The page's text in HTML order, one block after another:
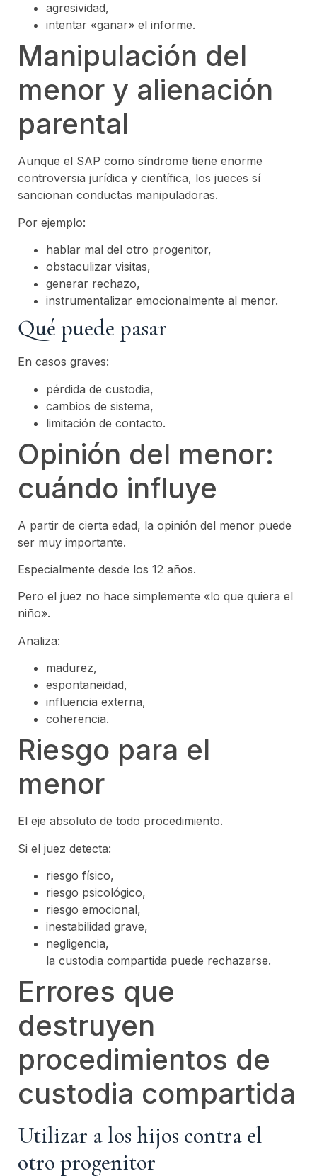
agresividad,
intentar «ganar» el informe.
Manipulación del
menor y alienación
parental
Aunque el SAP como síndrome tiene enorme
controversia jurídica y científica, los jueces sí
sancionan conductas manipuladoras.
Por ejemplo:
hablar mal del otro progenitor,
obstaculizar visitas,
generar rechazo,
instrumentalizar emocionalmente al menor.
Qué puede pasar
En casos graves:
pérdida de custodia,
cambios de sistema,
limitación de contacto.
Opinión del menor:
cuándo influye
A partir de cierta edad, la opinión del menor puede
ser muy importante.
Especialmente desde los 12 años.
Pero el juez no hace simplemente «lo que quiera el
niño».
Analiza:
madurez,
espontaneidad,
influencia externa,
coherencia.
Riesgo para el
menor
El eje absoluto de todo procedimiento.
Si el juez detecta:
riesgo físico,
riesgo psicológico,
riesgo emocional,
inestabilidad grave,
negligencia,
la custodia compartida puede rechazarse.
Errores que
destruyen
procedimientos de
custodia compartida
Utilizar a los hijos contra el
otro progenitor